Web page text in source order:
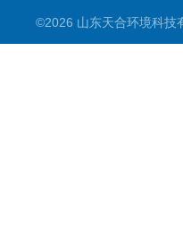
©2026 山东天合环境科